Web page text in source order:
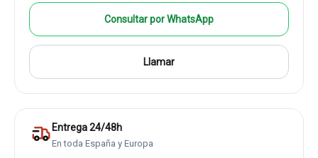
Consultar por WhatsApp
Llamar
Entrega 24/48h
En toda España y Europa